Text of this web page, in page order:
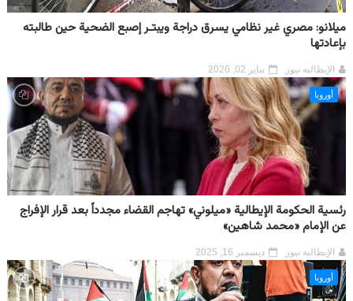
ميلانو: مصري غير نظامي يسرق دراجة ويبتـر إصبع الضحية حين طالبته
بإعادتها
الإيطالية نيوز يناير 02, 2026
أوروبا
رئسية الحكومة الإيطالية «ميلوني» تهاجم القضاء مجدداً بعد قرار الإفراج
عن الإمام «محمد شاهين»
الإيطالية نيوز ديسمبر 16, 2025
أوروبا